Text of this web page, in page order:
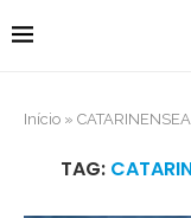
Início »
TAG: